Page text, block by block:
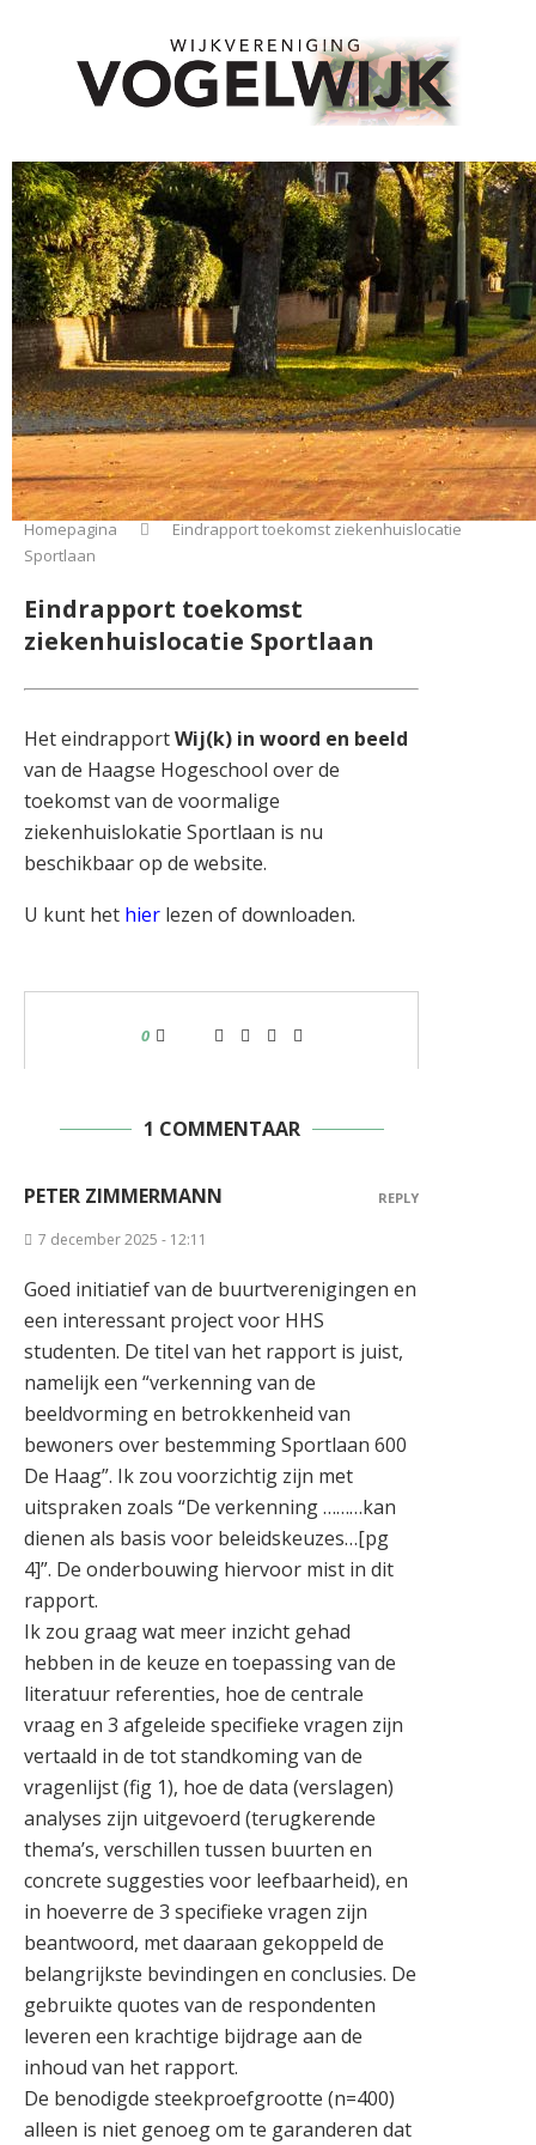
Homepagina
Eindrapport toekomst ziekenhuislocatie
Sportlaan
Eindrapport toekomst
ziekenhuislocatie Sportlaan
Het eindrapportWij(k) in woord en beeld
van de Haagse Hogeschool over de
toekomst van de voormalige
ziekenhuislokatie Sportlaan is nu
beschikbaar op de website.
U kunt het hier lezen of downloaden.
0
1 COMMENTAAR
PETER ZIMMERMANN
7 december 2025 - 12:11
Goed initiatief van de buurtverenigingen en
een interessant project voor HHS
studenten. De titel van het rapport is juist,
namelijk een “verkenning van de
beeldvorming en betrokkenheid van
bewoners over bestemming Sportlaan 600
De Haag”. Ik zou voorzichtig zijn met
uitspraken zoals “De verkenning ………kan
dienen als basis voor beleidskeuzes…[pg
4]”. De onderbouwing hiervoor mist in dit
rapport.
Ik zou graag wat meer inzicht gehad
hebben in de keuze en toepassing van de
literatuur referenties, hoe de centrale
vraag en 3 afgeleide specifieke vragen zijn
vertaald in de tot standkoming van de
vragenlijst (fig 1), hoe de data (verslagen)
analyses zijn uitgevoerd (terugkerende
thema’s, verschillen tussen buurten en
concrete suggesties voor leefbaarheid), en
in hoeverre de 3 specifieke vragen zijn
beantwoord, met daaraan gekoppeld de
belangrijkste bevindingen en conclusies. De
gebruikte quotes van de respondenten
leveren een krachtige bijdrage aan de
inhoud van het rapport.
De benodigde steekproefgrootte (n=400)
alleen is niet genoeg om te garanderen dat
REPLY